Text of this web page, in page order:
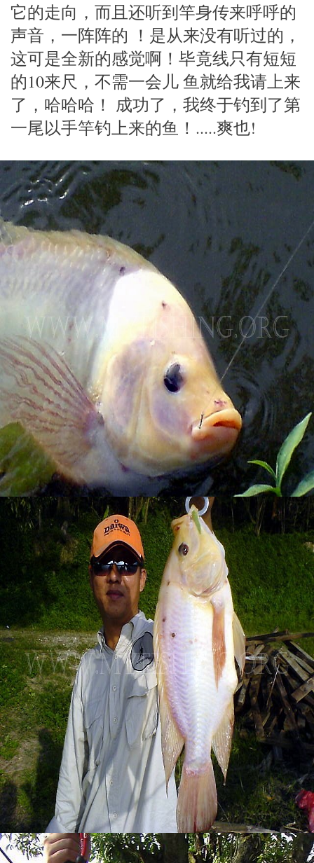
它的走向，而且还听到竿身传来呼呼的
声音，一阵阵的 ！是从来没有听过的，
这可是全新的感觉啊！毕竟线只有短短
的10来尺，不需一会儿 鱼就给我请上来
了，哈哈哈！ 成功了，我终于钓到了第
一尾以手竿钓上来的鱼！.....爽也!